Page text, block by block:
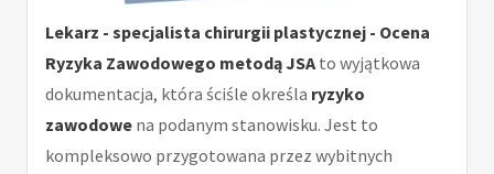
Lekarz - specjalista chirurgii plastycznej - Ocena
Ryzyka Zawodowego metodą JSA to wyjątkowa
dokumentacja, która ściśle określa ryzyko
zawodowe na podanym stanowisku. Jest to
kompleksowo przygotowana przez wybitnych